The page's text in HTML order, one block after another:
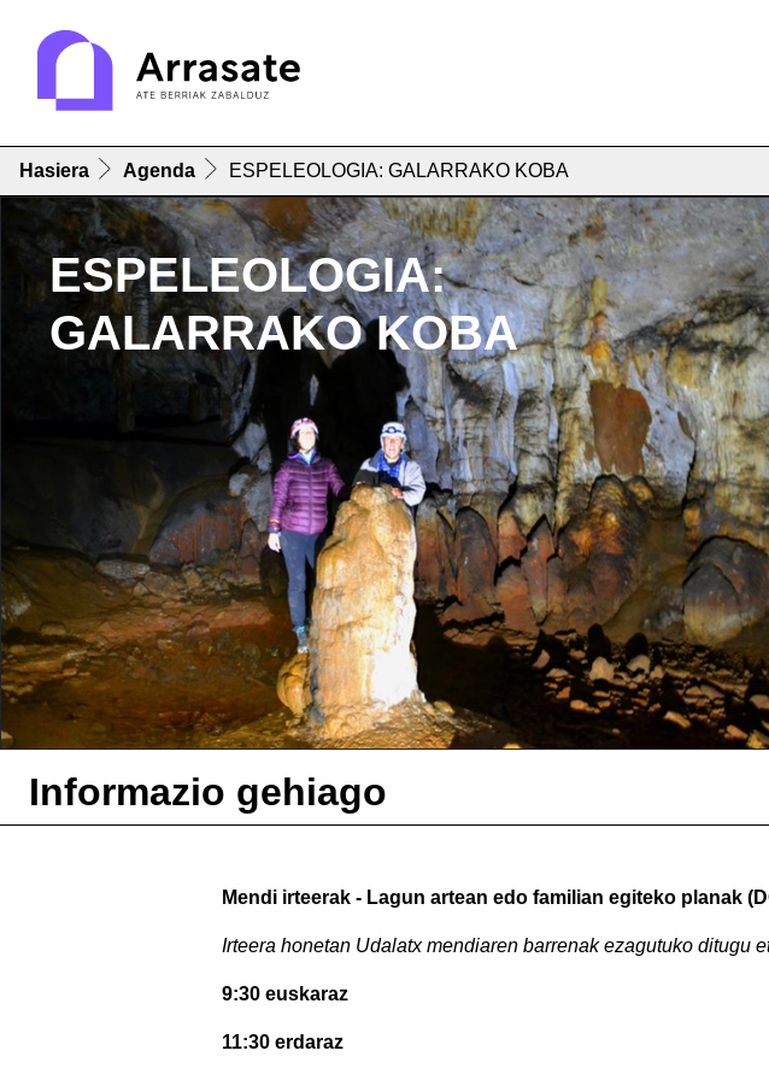
Hasiera Agenda ESPELEOLOGIA: GALARRAKO KOBA
ESPELEOLOGIA:
GALARRAKO KOBA
Informazio gehiago
Mendi irteerak - Lagun artean edo familian egiteko planak
Irteera honetan Udalatx mendiaren barrenak ezagutuko ditugu
9:30 euskaraz
11:30 erdaraz